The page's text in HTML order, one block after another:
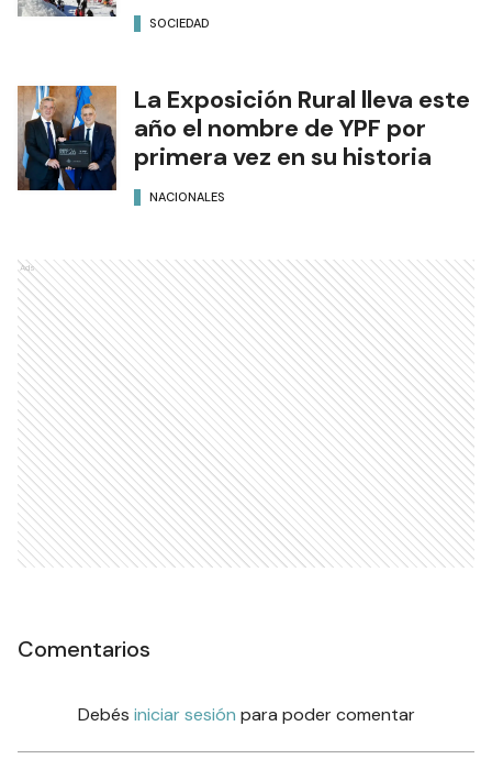
SOCIEDAD
La Exposición Rural lleva este
año el nombre de YPF por
primera vez en su historia
NACIONALES
Ads
Comentarios
Debés iniciar sesión para poder comentar